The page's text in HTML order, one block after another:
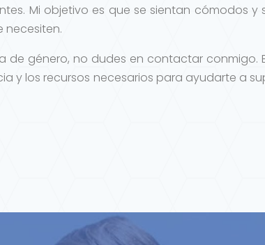
Mi objetivo es que se sientan cómodos y
necesiten.
de género, no dudes en contactar conmigo.
y los recursos necesarios para ayudarte a